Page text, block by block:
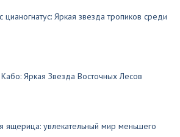
Яркая звезда тропиков среди
Кабо: Яркая Звезда Восточных Лесов
ящерица: увлекательный мир меньшего